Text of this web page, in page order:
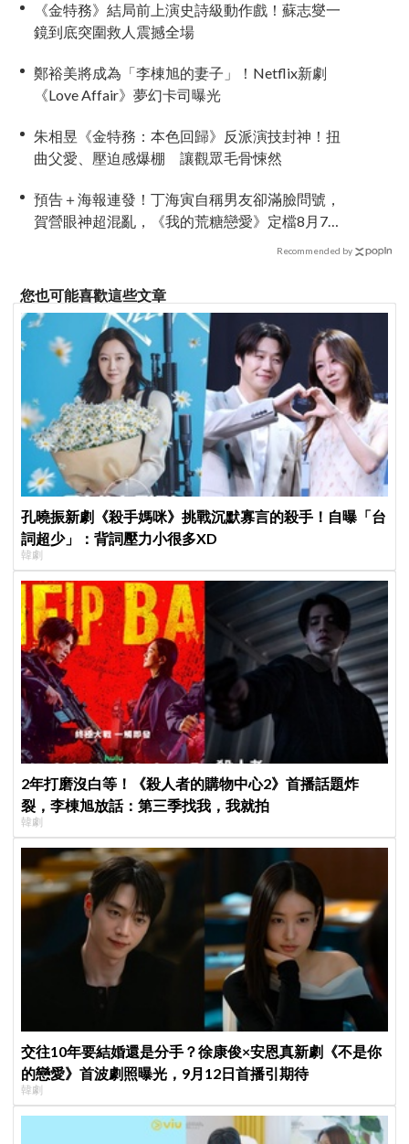
《金特務》結局前上演史詩級動作戲！蘇志燮一
鏡到底突圍救人震撼全場
鄭裕美將成為「李棟旭的妻子」！Netflix新劇
《Love Affair》夢幻卡司曝光
朱相昱《金特務：本色回歸》反派演技封神！扭
曲父愛、壓迫感爆棚 讓觀眾毛骨悚然
預告＋海報連發！丁海寅自稱男友卻滿臉問號，
賀營眼神超混亂，《我的荒糖戀愛》定檔8月7
Recommended by
您也可能喜歡這些文章
孔曉振新劇《殺手媽咪》挑戰沉默寡言的殺手！自曝「台
詞超少」：背詞壓力小很多XD
韓劇
2年打磨沒白等！《殺人者的購物中心2》首播話題炸
裂，李棟旭放話：第三季找我，我就拍
韓劇
交往10年要結婚還是分手？徐康俊×安恩真新劇《不是你
的戀愛》首波劇照曝光，9月12日首播引期待
韓劇